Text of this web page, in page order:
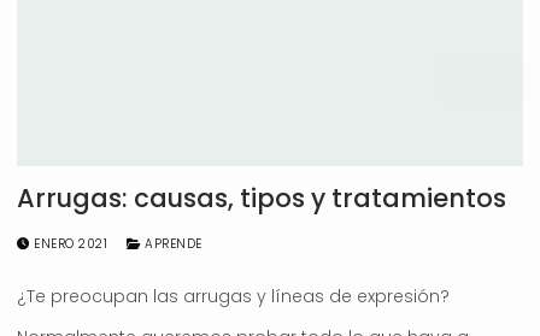
Arrugas: causas, tipos y tratamientos
ENERO 2021 APRENDE
¿Te preocupan las arrugas y líneas de expresión?